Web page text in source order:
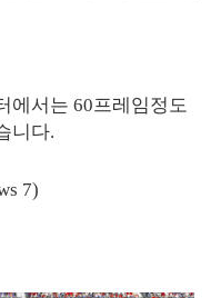
에서는 60프레임정도
니다.
7)